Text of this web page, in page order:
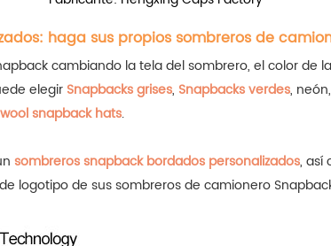
haga sus propios sombreros de
cambiando la tela del sombrero, el color
elegir Snapbacks grises, Snapbacks verdes,
wool snapback hats.
sombreros snapback bordados personalizados, así
logotipo de sus sombreros de camionero